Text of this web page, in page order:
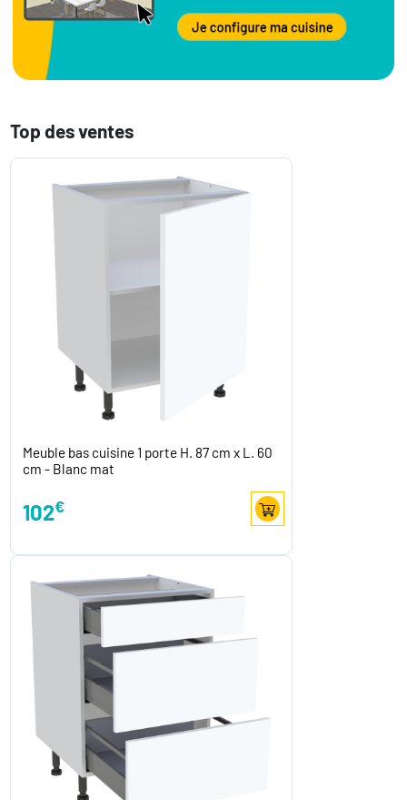
Top des ventes
Meuble bas cuisine 1 porte H. 87 cm x L. 60
cm - Blanc mat
102€